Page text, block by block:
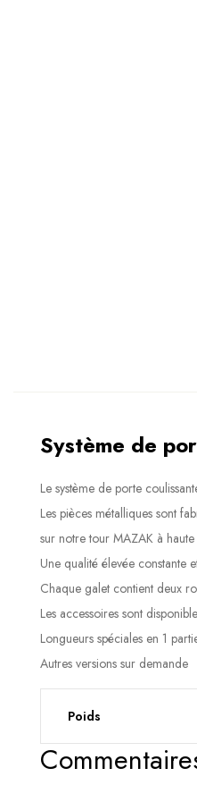
Système de
Le système de porte
Les pièces métalliques sont
sur notre tour MAZAK à
Une qualité élevée constante
Chaque galet contient deux
Les accessoires sont
Longueurs spéciales en 1
Autres versions sur demande
Poids